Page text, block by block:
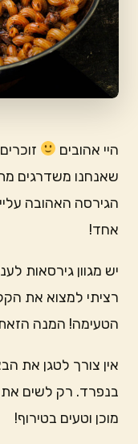
היי אהובים
שאנחנו משדרגים
הגירסה האהובה
אחד!
יש מגוון גירסאות
רציתי למצוא את
הטעימה! המנה הזאת לוקחת
אין צורך לטגן את
בנפרד. רק לשים את
מוכן וטעים בטירוף!